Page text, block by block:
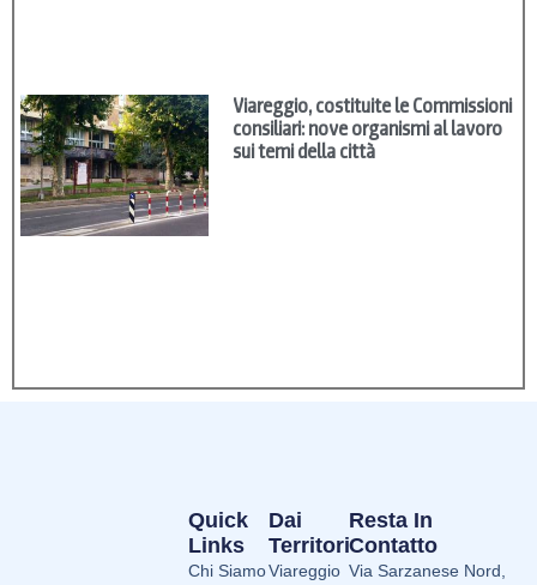
Viareggio, costituite le Commissioni
consiliari: nove organismi al lavoro
sui temi della città
Dai
Territori
Viareggio
Quick
Links
Chi Siamo
Resta In
Contatto
Via Sarzanese Nord,